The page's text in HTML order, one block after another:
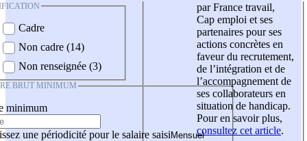
Cadre
Non cadre (14)
Non renseignée (3)
BRUT MINIMUM
minimum
une périodicité pour le salaire saisi
par France travail,
Cap emploi et ses
partenaires pour ses
actions concrètes en
faveur du recrutement,
de l’intégration et de
l’accompagnement de
ses collaborateurs en
situation de handicap.
Pour en savoir plus,
consultez cet article.